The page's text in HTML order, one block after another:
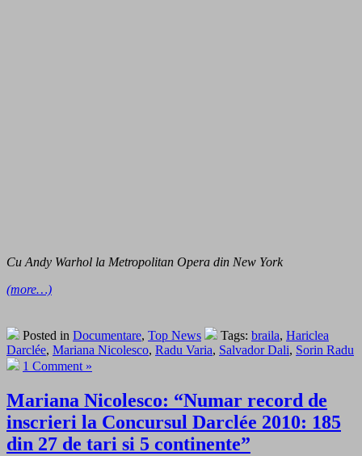
Cu Andy Warhol la Metropolitan Opera din New York
(more…)
Posted in Documentare, Top News Tags: braila, Hariclea
Darclée, Mariana Nicolesco, Radu Varia, Salvador Dali, Sorin Radu
1 Comment »
Mariana Nicolesco: “Numar record de
inscrieri la Concursul Darclée 2010: 185
din 27 de tari si 5 continente”